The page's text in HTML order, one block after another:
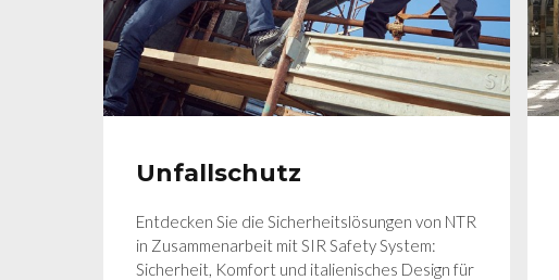
Unfallschutz
Entdecken Sie die Sicherheitslösungen von NTR
in Zusammenarbeit mit SIR Safety System:
Sicherheit, Komfort und italienisches Design für